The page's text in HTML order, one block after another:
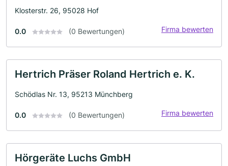
Klosterstr. 26, 95028 Hof
0.0 (0 Bewertungen) Firma bewerten
Hertrich Präser Roland Hertrich e. K.
Schödlas Nr. 13, 95213 Münchberg
0.0 (0 Bewertungen) Firma bewerten
Hörgeräte Luchs GmbH